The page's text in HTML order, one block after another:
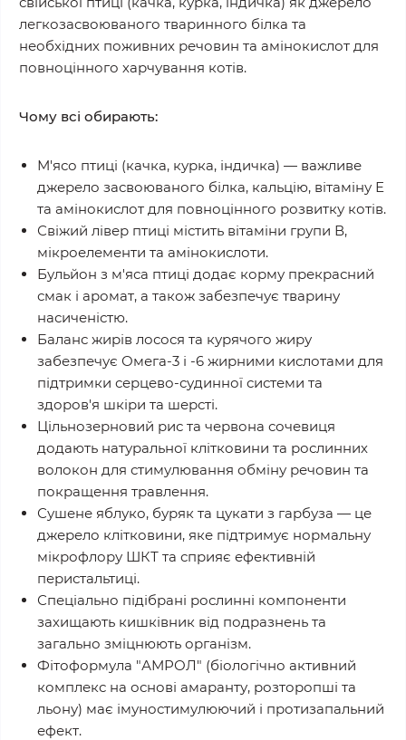
легкозасвоюваного тваринного білка та
необхідних поживних речовин та амінокислот для
повноцінного харчування котів.
Чому всі обирають:
М'ясо птиці (качка, курка, індичка) — важливе
джерело засвоюваного білка, кальцію, вітаміну Е
та амінокислот для повноцінного розвитку котів.
Свіжий лівер птиці містить вітаміни групи В,
мікроелементи та амінокислоти.
Бульйон з м'яса птиці додає корму прекрасний
смак і аромат, а також забезпечує тварину
насиченістю.
Баланс жирів лосося та курячого жиру
забезпечує Омега-3 і -6 жирними кислотами для
підтримки серцево-судинної системи та
здоров'я шкіри та шерсті.
Цільнозерновий рис та червона сочевиця
додають натуральної клітковини та рослинних
волокон для стимулювання обміну речовин та
покращення травлення.
Сушене яблуко, буряк та цукати з гарбуза — це
джерело клітковини, яке підтримує нормальну
мікрофлору ШКТ та сприяє ефективній
перистальтиці.
Спеціально підібрані рослинні компоненти
захищають кишківник від подразнень та
загально зміцнюють організм.
Фітоформула "АМРОЛ" (біологічно активний
комплекс на основі амаранту, розторопші та
льону) має імуностимулюючий і протизапальний
ефект.